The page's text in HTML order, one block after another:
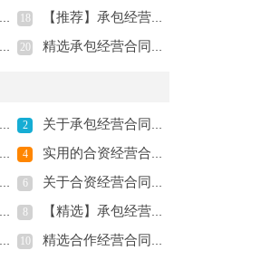
18 【推荐】承包经营合同集合五篇
20 精选承包经营合同范文五篇
2 关于承包经营合同模板汇编五篇
4 实用的合资经营合同模板汇编6篇
6 关于合资经营合同范文合集五篇
8 【精选】承包经营合同模板5篇
10 精选合作经营合同模板汇总6篇